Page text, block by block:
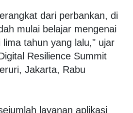
dari perbankan, di
mulai belajar mengenai
tahun yang lalu," ujar
Resilience Summit
Jakarta, Rabu
layanan aplikasi